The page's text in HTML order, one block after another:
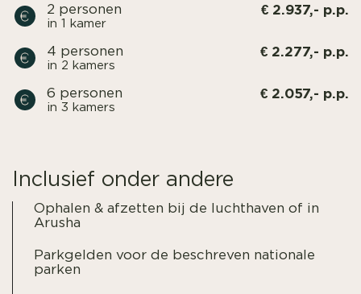
2 personen
in 1 kamer
€ 2.937,- p.p.
4 personen
in 2 kamers
€ 2.277,- p.p.
6 personen
in 3 kamers
€ 2.057,- p.p.
Inclusief onder andere
Ophalen & afzetten bij de luchthaven of in
Arusha
Parkgelden voor de beschreven nationale
parken